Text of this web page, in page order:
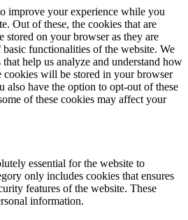
improve your experience while you
Out of these, the cookies that are
stored on your browser as they are
functionalities of the website. We
help us analyze and understand how
cookies will be stored in your browser
also have the option to opt-out of these
of these cookies may affect your
essential for the website to
only includes cookies that ensures
features of the website. These
information.